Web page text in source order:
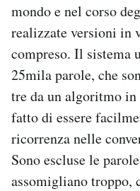
mondo e nel corso
realizzate versioni in
compreso. Il sistema
25mila parole, che
tre da un algoritmo
fatto di essere
ricorrenza nelle
Sono escluse le
assomigliano troppo,